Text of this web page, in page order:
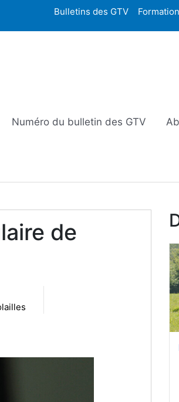
Bulletins des GTV
Numéro du bulletin des GTV
de